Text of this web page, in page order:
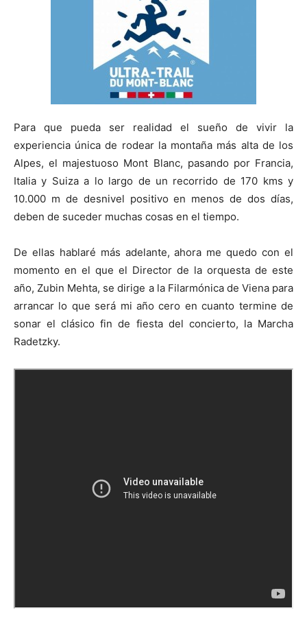
Para que pueda ser realidad el sueño de vivir la
experiencia única de rodear la montaña más alta de los
Alpes, el majestuoso Mont Blanc, pasando por Francia,
Italia y Suiza a lo largo de un recorrido de 170 kms y
10.000 m de desnivel positivo en menos de dos días,
deben de suceder muchas cosas en el tiempo.
De ellas hablaré más adelante, ahora me quedo con el
momento en el que el Director de la orquesta de este
año, Zubin Mehta, se dirige a la Filarmónica de Viena para
arrancar lo que será mi año cero en cuanto termine de
sonar el clásico fin de fiesta del concierto, la Marcha
Radetzky.